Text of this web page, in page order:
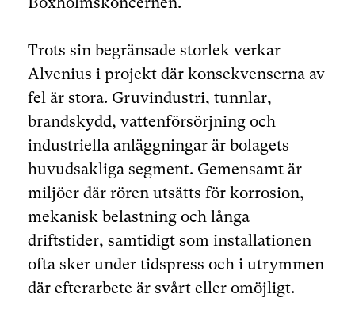
Trots sin begränsade storlek verkar
Alvenius i projekt där konsekvenserna av
fel är stora. Gruvindustri, tunnlar,
brandskydd, vattenförsörjning och
industriella anläggningar är bolagets
huvudsakliga segment. Gemensamt är
miljöer där rören utsätts för korrosion,
mekanisk belastning och långa
driftstider, samtidigt som installationen
ofta sker under tidspress och i utrymmen
där efterarbete är svårt eller omöjligt.